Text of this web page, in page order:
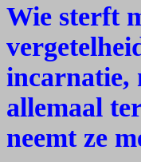
Wie sterft
incarnatie,
allemaal
neemt ze